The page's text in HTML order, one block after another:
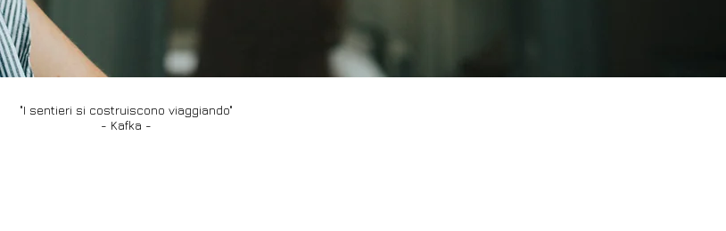
"I sentieri si costruiscono viaggiando"
- Kafka -